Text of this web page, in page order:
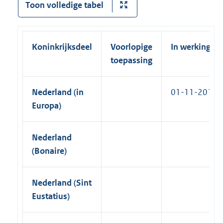
)
Toon volledige tabel
Koninkrijksdeel
Voorlopige
toepassing
In werking
Nederland (in
Europa)
01-11-2013
Nederland
(Bonaire)
Nederland (Sint
Eustatius)